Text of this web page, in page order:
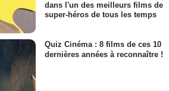
dans l'un des meilleurs films de
super-héros de tous les temps
Quiz Cinéma : 8 films de ces 10
dernières années à reconnaître !